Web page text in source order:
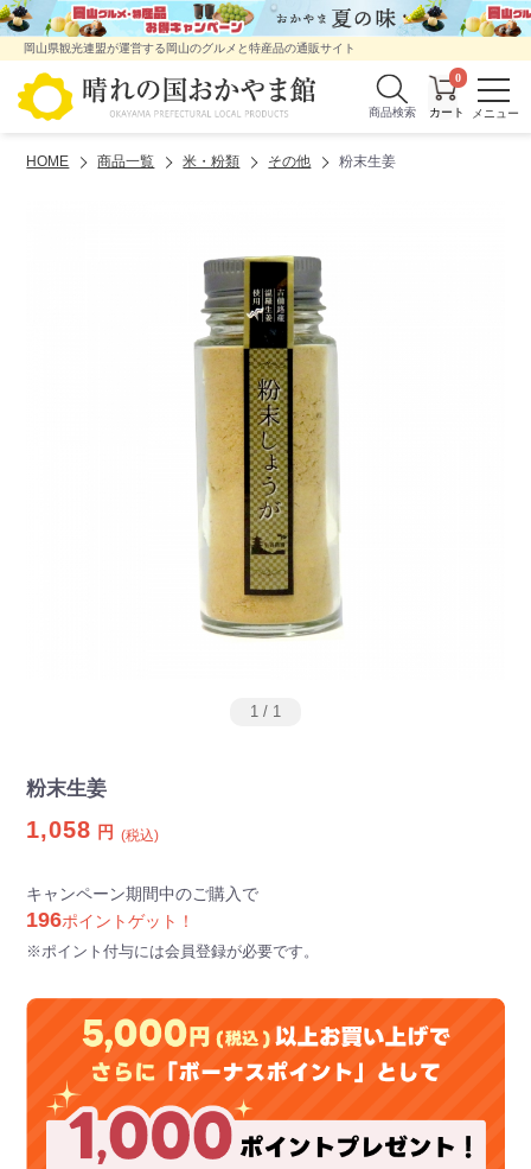
岡山県観光連盟が運営する岡山のグルメと特産品の通販サイト
商品検索
0
HOME 商品一覧 米・粉類 その他 粉末生姜
1 / 1
粉末生姜
1,058 円 (税込)
キャンペーン期間中のご購入で
196ポイントゲット！
※ポイント付与には会員登録が必要です。